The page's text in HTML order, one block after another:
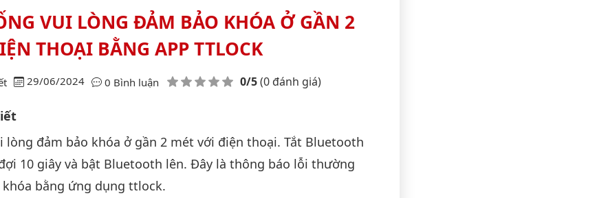
VUI LÒNG ĐẢM BẢO KHÓA Ở GẦN 2
THOẠI BẰNG APP TTLOCK
29/06/2024 0 Bình luận Điểm đánh giá 0/5(0 đánh giá)
lòng đảm bảo khóa ở gần 2 mét với điện thoại. Tắt Bluetooth
10 giây và bật Bluetooth lên. Đây là thông báo lỗi thường
bằng ứng dụng ttlock.